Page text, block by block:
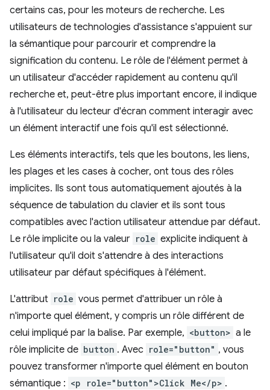
certains cas, pour les moteurs de recherche. Les
utilisateurs de technologies d'assistance s'appuient sur
la sémantique pour parcourir et comprendre la
signification du contenu. Le rôle de l'élément permet à
un utilisateur d'accéder rapidement au contenu qu'il
recherche et, peut-être plus important encore, il indique
à l'utilisateur du lecteur d'écran comment interagir avec
un élément interactif une fois qu'il est sélectionné.
Les éléments interactifs, tels que les boutons, les liens,
les plages et les cases à cocher, ont tous des rôles
implicites. Ils sont tous automatiquement ajoutés à la
séquence de tabulation du clavier et ils sont tous
compatibles avec l'action utilisateur attendue par défaut.
Le rôle implicite ou la valeur role explicite indiquent à
l'utilisateur qu'il doit s'attendre à des interactions
utilisateur par défaut spécifiques à l'élément.
L'attribut role vous permet d'attribuer un rôle à
n'importe quel élément, y compris un rôle différent de
celui impliqué par la balise. Par exemple, <button> a le
rôle implicite de button . Avec role="button" , vous
pouvez transformer n'importe quel élément en bouton
sémantique : <p role="button">Click Me</p> .